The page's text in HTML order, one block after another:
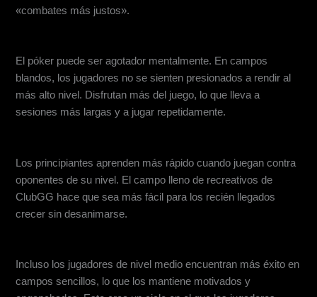
«combates más justos».
El póker puede ser agotador mentalmente. En campos
blandos, los jugadores no se sienten presionados a rendir al
más alto nivel. Disfrutan más del juego, lo que lleva a
sesiones más largas y a jugar repetidamente.
Los principiantes aprenden más rápido cuando juegan contra
oponentes de su nivel. El campo lleno de recreativos de
ClubGG hace que sea más fácil para los recién llegados
crecer sin desanimarse.
Incluso los jugadores de nivel medio encuentran más éxito en
campos sencillos, lo que los mantiene motivados y